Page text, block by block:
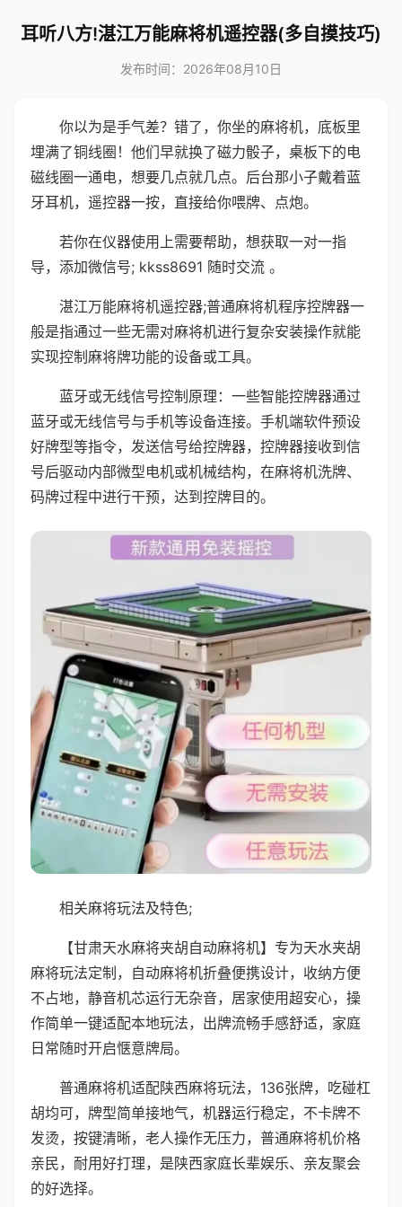
耳听八方!湛江万能麻将机遥控器(多自摸技巧)
发布时间：2026年08月10日
你以为是手气差？错了，你坐的麻将机，底板里
埋满了铜线圈！他们早就换了磁力骰子，桌板下的电
磁线圈一通电，想要几点就几点。后台那小子戴着蓝
牙耳机，遥控器一按，直接给你喂牌、点炮。
若你在仪器使用上需要帮助，想获取一对一指
导，添加微信号; kkss8691 随时交流 。
湛江万能麻将机遥控器;普通麻将机程序控牌器一
般是指通过一些无需对麻将机进行复杂安装操作就能
实现控制麻将牌功能的设备或工具。
蓝牙或无线信号控制原理：一些智能控牌器通过
蓝牙或无线信号与手机等设备连接。手机端软件预设
好牌型等指令，发送信号给控牌器，控牌器接收到信
号后驱动内部微型电机或机械结构，在麻将机洗牌、
码牌过程中进行干预，达到控牌目的。
相关麻将玩法及特色;
【甘肃天水麻将夹胡自动麻将机】专为天水夹胡
麻将玩法定制，自动麻将机折叠便携设计，收纳方便
不占地，静音机芯运行无杂音，居家使用超安心，操
作简单一键适配本地玩法，出牌流畅手感舒适，家庭
日常随时开启惬意牌局。
普通麻将机适配陕西麻将玩法，136张牌，吃碰杠
胡均可，牌型简单接地气，机器运行稳定，不卡牌不
发烫，按键清晰，老人操作无压力，普通麻将机价格
亲民，耐用好打理，是陕西家庭长辈娱乐、亲友聚会
的好选择。